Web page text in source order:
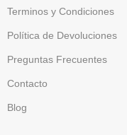
Terminos y Condiciones
Política de Devoluciones
Preguntas Frecuentes
Contacto
Blog